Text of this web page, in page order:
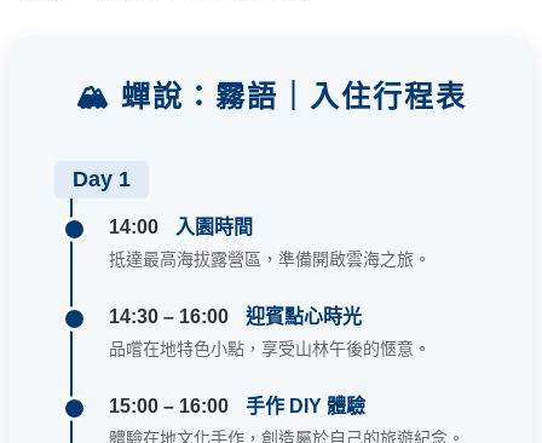
🏔️ 蟬說：霧語｜入住行程表
Day 1
14:00 入園時間
抵達最高海拔露營區，準備開啟雲海之旅。
14:30 – 16:00 迎賓點心時光
品嚐在地特色小點，享受山林午後的愜意。
15:00 – 16:00 手作 DIY 體驗
體驗在地文化手作，創造屬於自己的旅遊紀念。